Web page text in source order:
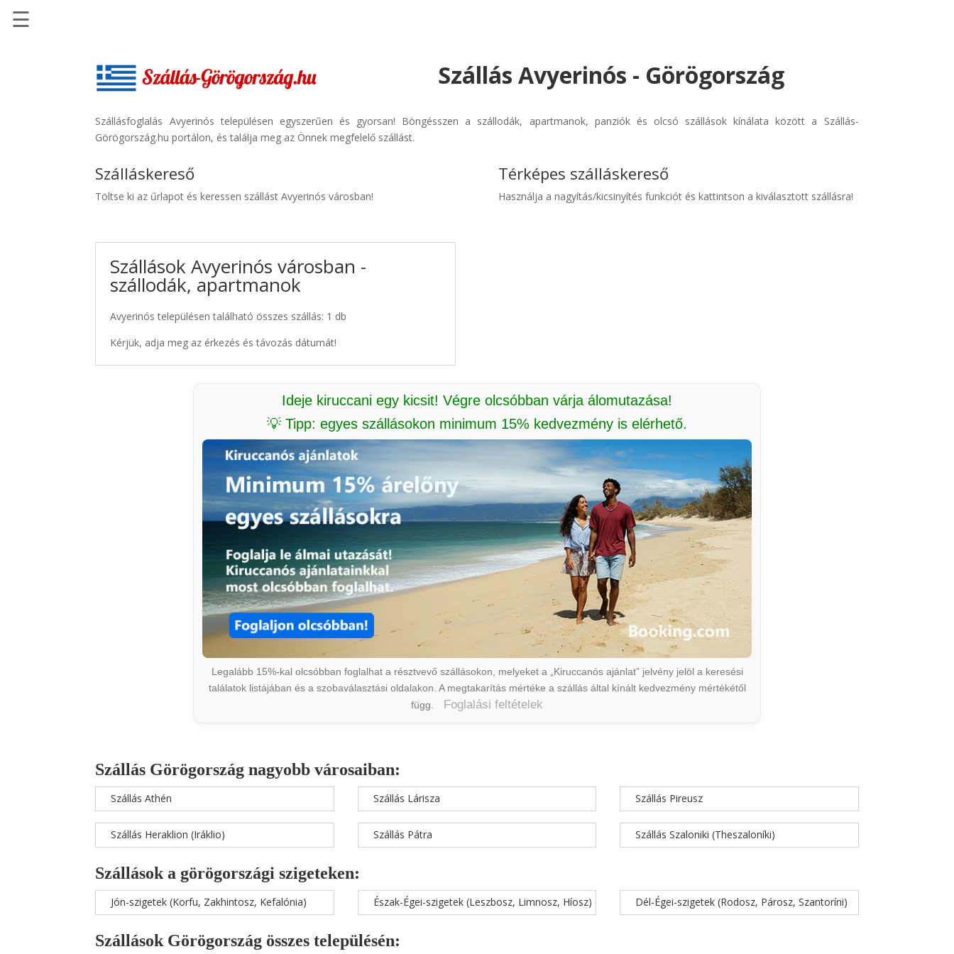
Szállásinfo.eu
Repülőjegy
Autóbérlés
☰
Szállás Avyerinós - Görögország
Szállásfoglalás Avyerinós településen egyszerűen és gyorsan! Böngésszen a szállodák, apartmanok, panziók és olcsó szállások kínálata között a Szállás-
Görögország.hu portálon, és találja meg az Önnek megfelelő szállást.
Szálláskereső
Töltse ki az űrlapot és keressen szállást Avyerinós városban!
Szállások Avyerinós városban -
szállodák, apartmanok
Avyerinós településen található összes szállás: 1 db
Kérjük, adja meg az érkezés és távozás dátumát!
Térképes szálláskereső
Használja a nagyítás/kicsinyítés funkciót és kattintson a kiválasztott szállásra!
Ideje kiruccani egy kicsit! Végre olcsóbban várja álomutazása!
💡 Tipp: egyes szállásokon minimum 15% kedvezmény is elérhető.
Legalább 15%-kal olcsóbban foglalhat a résztvevő szállásokon, melyeket a „Kiruccanós ajánlat” jelvény jelöl a keresési
találatok listájában és a szobaválasztási oldalakon. A megtakarítás mértéke a szállás által kínált kedvezmény mértékétől
függ.
Foglalási feltételek
Szállás Görögország nagyobb városaiban:
Szállás Athén
Szállás Heraklion (Iráklio)
Szállás Lárisza
Szállás Pátra
Szállás Pireusz
Szállás Szaloniki (Theszaloníki)
Szállások a görögországi szigeteken:
Jón-szigetek (Korfu, Zakhintosz, Kefalónia) Észak-Égei-szigetek (Leszbosz, Limnosz, Híosz) Dél-Égei-szigetek (Rodosz, Párosz, Szantoríni)
Szállások Görögország összes településén: